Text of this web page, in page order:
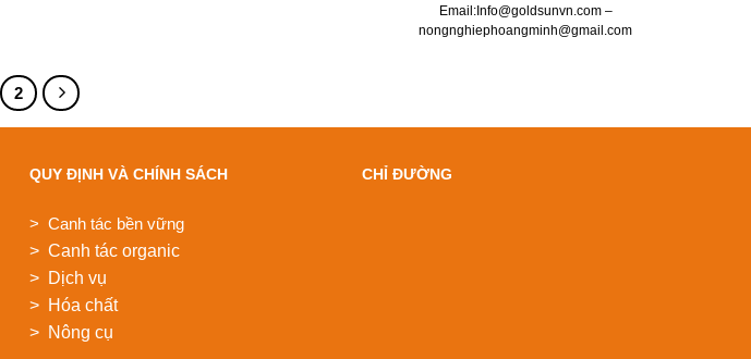
Email:Info@goldsunvn.com –
nongnghiephoangminh@gmail.com
2
QUY ĐỊNH VÀ CHÍNH SÁCH
> Canh tác bền vững
> Canh tác organic
> Dịch vụ
> Hóa chất
> Nông cụ
CHỈ ĐƯỜNG